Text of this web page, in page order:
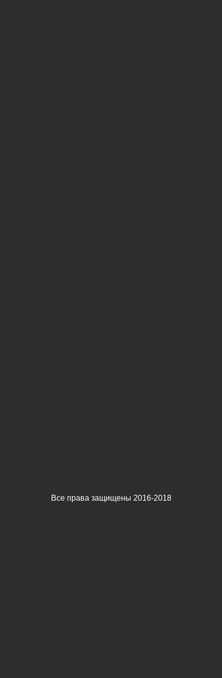
Все права защищены 2016-2018